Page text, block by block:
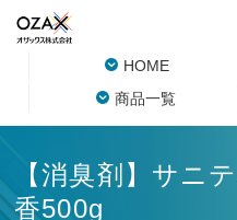
HOME
商品一覧
【消臭剤】サニ
香500g